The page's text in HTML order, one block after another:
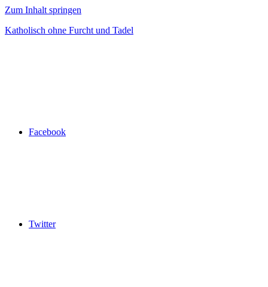
Zum Inhalt springen
Katholisch ohne Furcht und Tadel
Facebook
Twitter